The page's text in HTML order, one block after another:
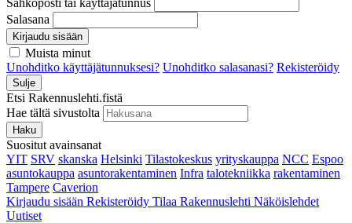
Sähköposti tai käyttäjätunnus
Salasana
Kirjaudu sisään
Muista minut
Unohditko käyttäjätunnuksesi? Unohditko salasanasi? Rekisteröidy
Sulje
Etsi Rakennuslehti.fistä
Hae tältä sivustolta
Haku
Suositut avainsanat
YIT SRV skanska Helsinki Tilastokeskus yrityskauppa NCC Espoo
asuntokauppa asuntorakentaminen Infra talotekniikka rakentaminen
Tampere Caverion
Kirjaudu sisään Rekisteröidy Tilaa Rakennuslehti Näköislehdet
Uutiset